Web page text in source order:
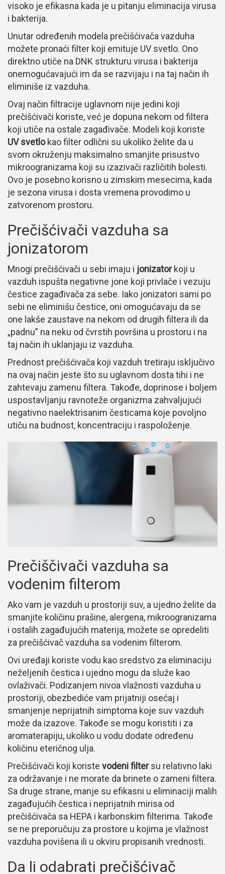
visoko je efikasna kada je u pitanju eliminacija virusa
i bakterija.
Unutar određenih modela prečišćivača vazduha
možete pronaći filter koji emituje UV svetlo. Ono
direktno utiče na DNK strukturu virusa i bakterija
onemogućavajući im da se razvijaju i na taj način ih
eliminiše iz vazduha.
Ovaj način filtracije uglavnom nije jedini koji
prečišćivači koriste, već je dopuna nekom od filtera
koji utiče na ostale zagađivače. Modeli koji koriste
UV svetlokao filter odlični su ukoliko želite da u
svom okruženju maksimalno smanjite prisustvo
mikroogranizama koji su izazivači različitih bolesti.
Ovo je posebno korisno u zimskim mesecima, kada
je sezona virusa i dosta vremena provodimo u
zatvorenom prostoru.
Prečišćivači vazduha sa
jonizatorom
Mnogi prečišćivači u sebi imaju i jonizatorkoji u
vazduh ispušta negativne jone koji privlače i vezuju
čestice zagađivača za sebe. Iako jonizatori sami po
sebi ne eliminišu čestice, oni omogućavaju da se
one lakše zaustave na nekom od drugih filtera ili da
„padnu” na neku od čvrstih površina u prostoru i na
taj način ih uklanjaju iz vazduha.
Prednost prečišćivača koji vazduh tretiraju isključivo
na ovaj način jeste što su uglavnom dosta tihi i ne
zahtevaju zamenu filtera. Takođe, doprinose i boljem
uspostavljanju ravnoteže organizma zahvaljujući
negativno naelektrisanim česticama koje povoljno
utiču na budnost, koncentraciju i raspoloženje.
Prečiščivači vazduha sa
vodenim filterom
Ako vam je vazduh u prostoriji suv, a ujedno želite da
smanjite količinu prašine, alergena, mikroogranizama
i ostalih zagađujućih materija, možete se opredeliti
za prečišćivač vazduha sa vodenim filterom.
Ovi uređaji koriste vodu kao sredstvo za eliminaciju
neželjenih čestica i ujedno mogu da služe kao
ovlaživači. Podizanjem nivoa vlažnosti vazduha u
prostoriji, obezbediće vam prijatniji osećaj i
smanjenje neprijatnih simptoma koje suv vazduh
može da izazove. Takođe se mogu koristiti i za
aromaterapiju, ukoliko u vodu dodate određenu
količinu eteričnog ulja.
Prečišćivači koji koriste vodeni filtersu relativno laki
za održavanje i ne morate da brinete o zameni filtera.
Sa druge strane, manje su efikasni u eliminaciji malih
zagađujućih čestica i neprijatnih mirisa od
prečišćivača sa HEPA i karbonskim filterima. Takođe
se ne preporučuju za prostore u kojima je vlažnost
vazduha povišena ili u okviru propisanih vrednosti.
Da li odabrati prečišćivač